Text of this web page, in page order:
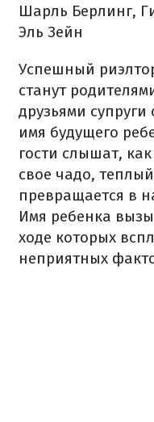
Шарль Берлинг,
Эль Зейн
Успешный
станут
друзьями
имя будущего
гости слышат,
свое чадо,
превращается в
Имя ребенка
ходе которых
неприятных